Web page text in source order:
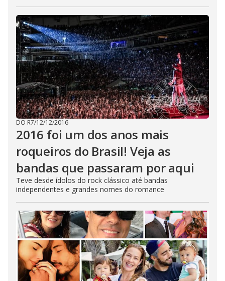
DO R7/12/12/2016
2016 foi um dos anos mais
roqueiros do Brasil! Veja as
bandas que passaram por aqui
Teve desde ídolos do rock clássico até bandas
independentes e grandes nomes do romance